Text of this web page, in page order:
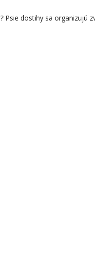
dostihy sa organizujú